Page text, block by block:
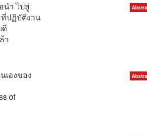
นำ ไปสู่
ปฏิบัติงาน
ดี
า
เองของ
of